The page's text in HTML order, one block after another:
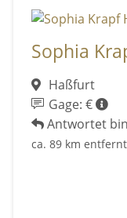
Sophia
Haßfurt
Gage: €
Antwortet
ca. 89 km entfernt